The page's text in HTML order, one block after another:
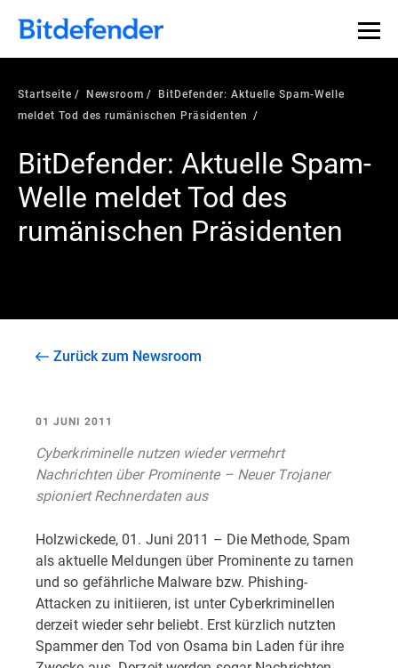
Startseite Newsroom
BitDefender: Aktuelle Spam-Welle
meldet Tod des rumänischen Präsidenten
BitDefender: Aktuelle Spam-
Welle meldet Tod des
rumänischen Präsidenten
Zurück zum Newsroom
01 JUNI 2011
Cyberkriminelle nutzen wieder vermehrt
Nachrichten über Prominente – Neuer Trojaner
spioniert Rechnerdaten aus
Holzwickede, 01. Juni 2011 – Die Methode, Spam
als aktuelle Meldungen über Prominente zu tarnen
und so gefährliche Malware bzw. Phishing-
Attacken zu initiieren, ist unter Cyberkriminellen
derzeit wieder sehr beliebt. Erst kürzlich nutzten
Spammer den Tod von Osama bin Laden für ihre